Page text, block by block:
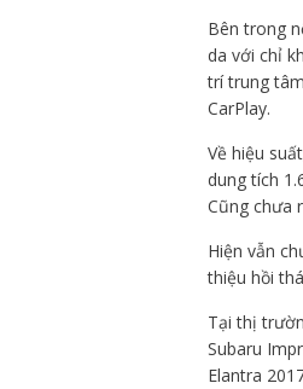
Bên trong
da với chỉ
trí trung
CarPlay.
Về hiệu
dung tích
Cũng chưa
Hiện vẫn
thiệu hồi
Tại thị
Subaru
Elantra